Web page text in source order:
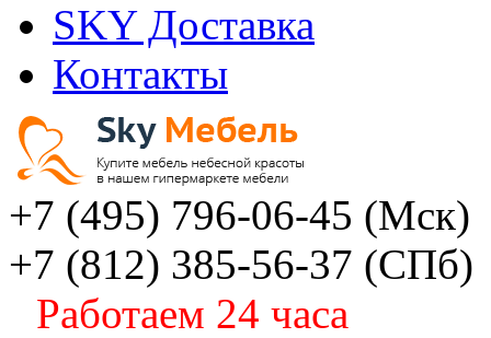
SKY Доставка
Контакты
+7 (495) 796-06-45 (Мск)
+7 (812) 385-56-37 (СПб)
Работаем 24 часа